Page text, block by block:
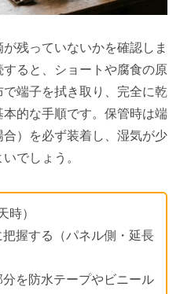
残っていないかを確認しま
ると、ショートや腐食の原
端子を拭き取り、完全に乾
的な手順です。保管時は端
）を必ず装着し、湿気が少
でしょう。
時）
握する（パネル側・延長
を防水テープやビニール